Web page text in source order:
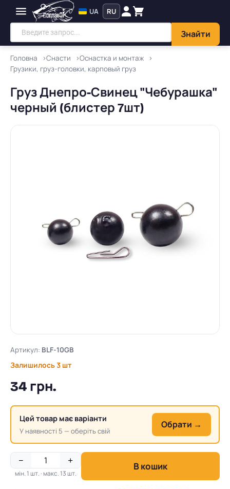
Знайти
UA RU
Головна Снасти
Оснастка и монтаж
Грузики, груз-головки, карповый груз
Груз Днепро-Свинец "Чебурашка"
черный (блистер 7шт)
Артикул: BLF-10GB
Залишилось 3 шт
34 грн.
Цей товар має варіанти
У наявності 5 — оберіть свій
Обрати →
− +
мін. 1 шт. · макс. 13 шт.
В кошик